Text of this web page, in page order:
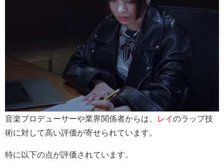
音楽プロデューサーや業界関係者からは、 レイのラップ技
術に対して高い評価が寄せられています。
特に以下の点が評価されています。